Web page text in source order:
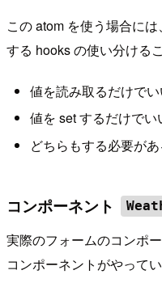
この atom を使う場合に
する hooks の使い分ける
値を読み取るだけでい
値を set するだけでい
どちらもする必要があ
コンポーネント
実際のフォームのコンポ
コンポーネントがやって